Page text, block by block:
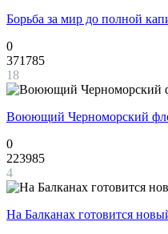
Борьба за мир до полной
0
371785
18
Воюющий Черноморский
0
223985
4
На Балканах готовится